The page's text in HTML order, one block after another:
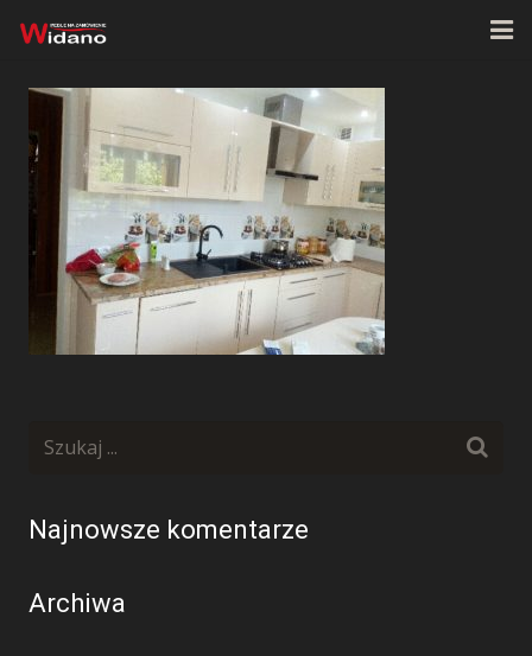
Strona główna
O firmie
Oferta
Realizacje
Najnowsze komentarze
Archiwa